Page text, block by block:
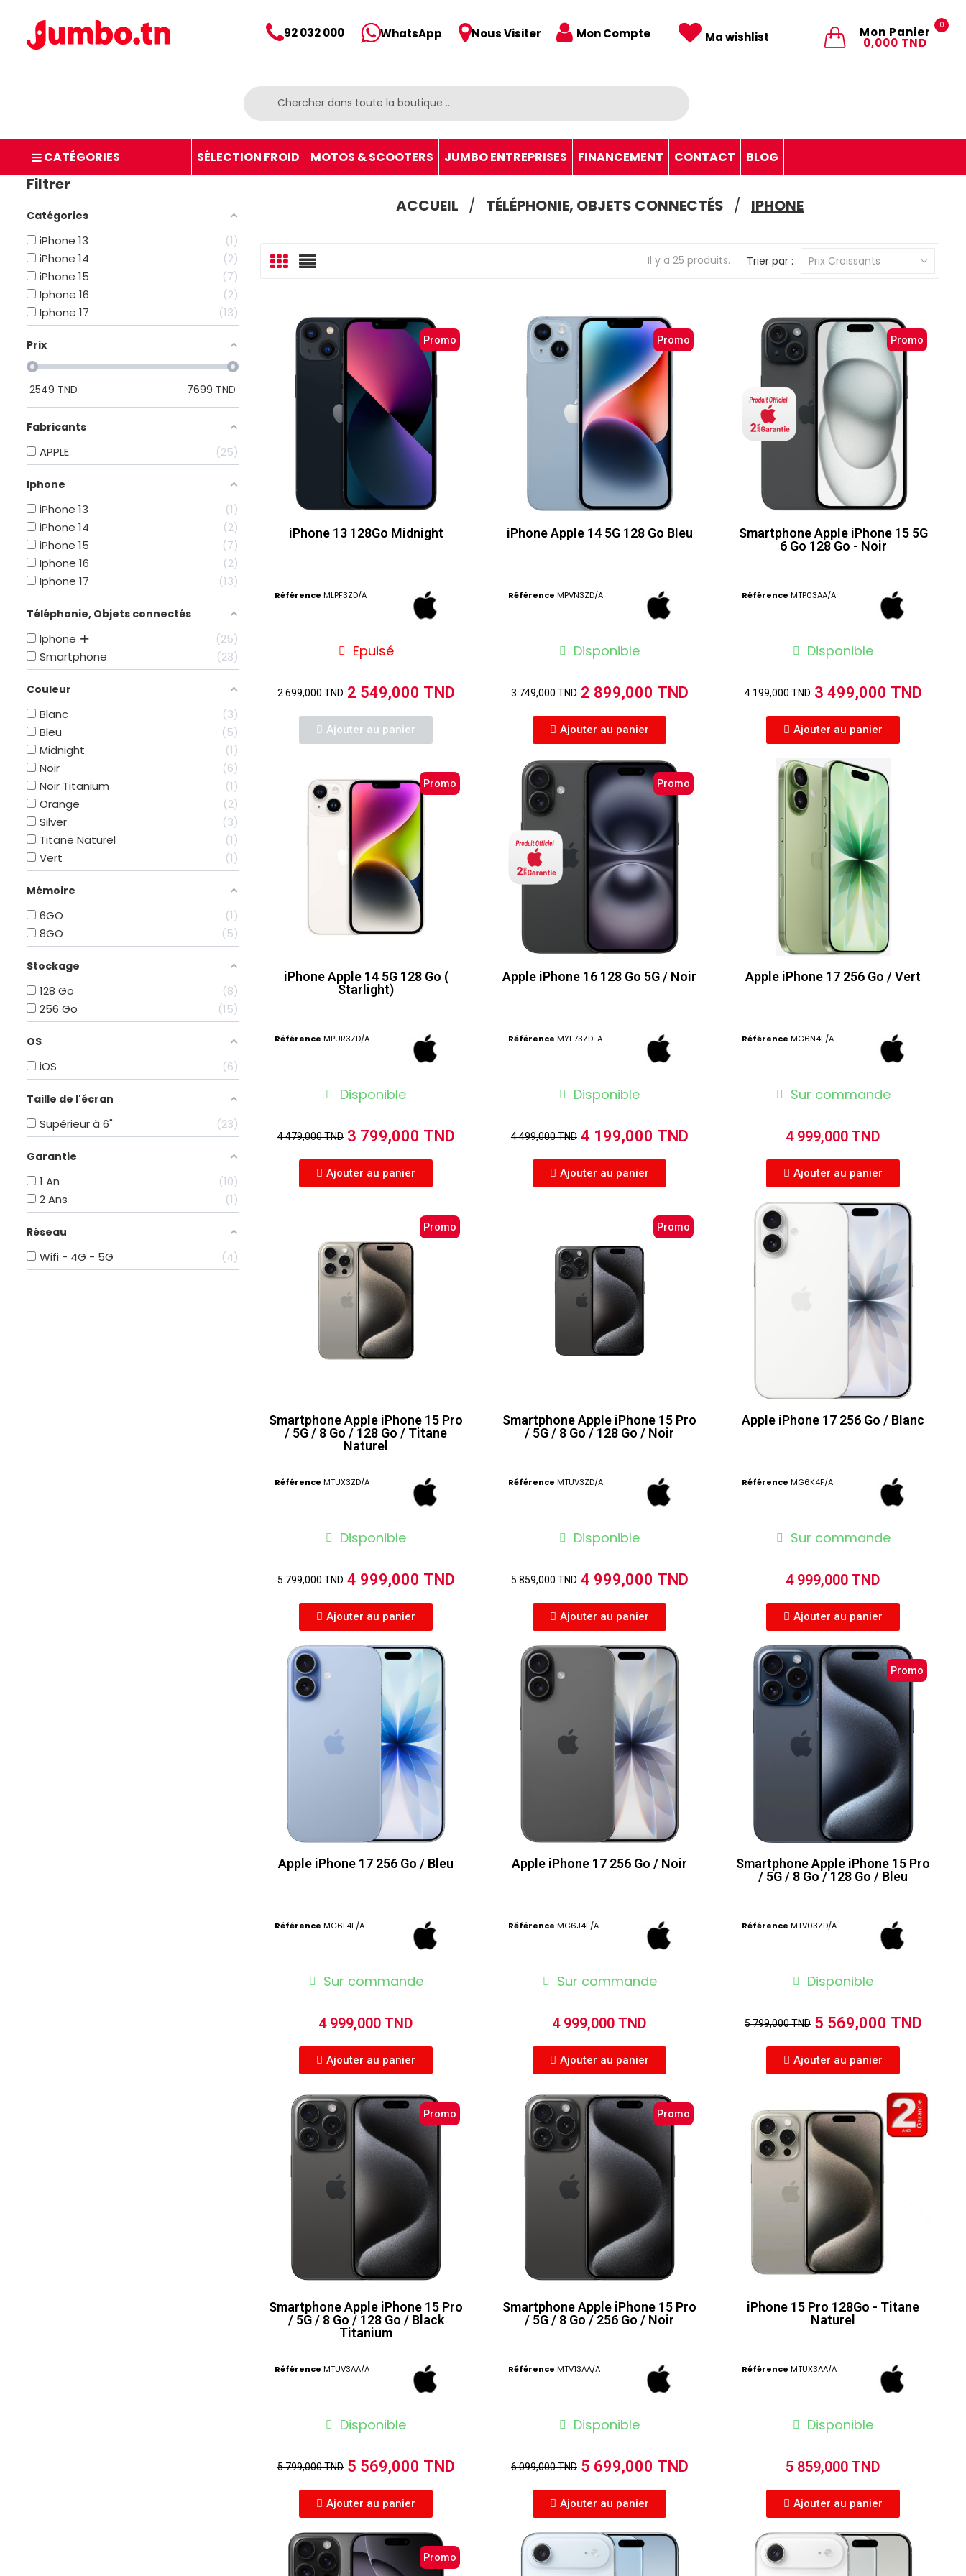
92 032 000 WhatsApp Nous Visiter
0
Mon Panier
0,000 TND
Mon Compte Ma wishlist
CATÉGORIES SÉLECTION FROID MOTOS & SCOOTERS JUMBO ENTREPRISES FINANCEMENT CONTACT BLOG
Filtrer
Catégories
iPhone 13
1
iPhone 14
2
iPhone 15
7
Iphone 16
2
Iphone 17
13
Prix
2549 TND 7699 TND
Fabricants
APPLE 25
Iphone
iPhone 13
1
iPhone 14
2
iPhone 15
7
Iphone 16
2
Iphone 17
13
Téléphonie, Objets connectés
Iphone
25
Smartphone
23
Couleur
Blanc
3
Bleu
5
Midnight
1
Noir
6
Noir Titanium
1
Orange
2
Silver
3
Titane Naturel
1
Vert
1
Mémoire
6GO
1
8GO
5
Stockage
128 Go
8
256 Go
15
OS
iOS 6
Taille de l'écran
Supérieur à 6" 23
Garantie
1 An
10
2 Ans
1
Réseau
Wifi - 4G - 5G 4
ACCUEIL TÉLÉPHONIE, OBJETS CONNECTÉS IPHONE
Il y a 25 produits. Trier par : Prix Croissants
Promo
iPhone 13 128Go Midnight
Référence MLPF3ZD/A
Epuisé
2 699,000 TND 2 549,000 TND
Ajouter au panier
Promo
iPhone Apple 14 5G 128 Go Bleu
Référence MPVN3ZD/A
Disponible
3 749,000 TND 2 899,000 TND
Ajouter au panier
Promo
Smartphone Apple iPhone 15 5G
6 Go 128 Go - Noir
Référence MTP03AA/A
Disponible
4 199,000 TND 3 499,000 TND
Ajouter au panier
Promo
iPhone Apple 14 5G 128 Go (
Starlight)
Référence MPUR3ZD/A
Disponible
4 479,000 TND 3 799,000 TND
Ajouter au panier
Promo
Apple iPhone 16 128 Go 5G / Noir
Référence MYE73ZD-A
Disponible
4 499,000 TND 4 199,000 TND
Ajouter au panier
Apple iPhone 17 256 Go / Vert
Référence MG6N4F/A
Sur commande
4 999,000 TND
Ajouter au panier
Promo
Smartphone Apple iPhone 15 Pro
/ 5G / 8 Go / 128 Go / Titane
Naturel
Référence MTUX3ZD/A
Disponible
5 799,000 TND 4 999,000 TND
Ajouter au panier
Promo
Smartphone Apple iPhone 15 Pro
/ 5G / 8 Go / 128 Go / Noir
Référence MTUV3ZD/A
Disponible
5 859,000 TND 4 999,000 TND
Ajouter au panier
Apple iPhone 17 256 Go / Blanc
Référence MG6K4F/A
Sur commande
4 999,000 TND
Ajouter au panier
Apple iPhone 17 256 Go / Bleu
Référence MG6L4F/A
Sur commande
4 999,000 TND
Ajouter au panier
Apple iPhone 17 256 Go / Noir
Référence MG6J4F/A
Sur commande
4 999,000 TND
Ajouter au panier
Promo
Smartphone Apple iPhone 15 Pro
/ 5G / 8 Go / 128 Go / Bleu
Référence MTV03ZD/A
Disponible
5 799,000 TND 5 569,000 TND
Ajouter au panier
Promo
Smartphone Apple iPhone 15 Pro
/ 5G / 8 Go / 128 Go / Black
Titanium
Référence MTUV3AA/A
Disponible
5 799,000 TND 5 569,000 TND
Ajouter au panier
Promo
Smartphone Apple iPhone 15 Pro
/ 5G / 8 Go / 256 Go / Noir
Référence MTV13AA/A
Disponible
6 099,000 TND 5 699,000 TND
Ajouter au panier
iPhone 15 Pro 128Go - Titane
Naturel
Référence MTUX3AA/A
Disponible
5 859,000 TND
Ajouter au panier
Promo